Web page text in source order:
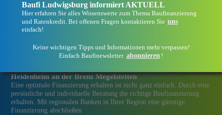
Heidenheim an der Brenz Megelstetten
Eine optimale Finanzierung erhalten ist nicht ganz einfach. Durch eine
persönliche und individuelle Beratung die richtige Baufinanzierung
erhalten. Mit regionalen Banken in Ihrer Region eine günstige
Finanzierung abschließen
Baufi Ludwigsburg informiert AKTUELL
Hier erfahren Sie alles Wissenswerte zum Thema Baufinanzierung
und Ratenkredit. Bei offenen Fragen kontaktieren Sie uns
einfach!
Keine wichtigen Tipps und Informationen mehr verpassen!
Einfach Baufinewsletter abonnieren !